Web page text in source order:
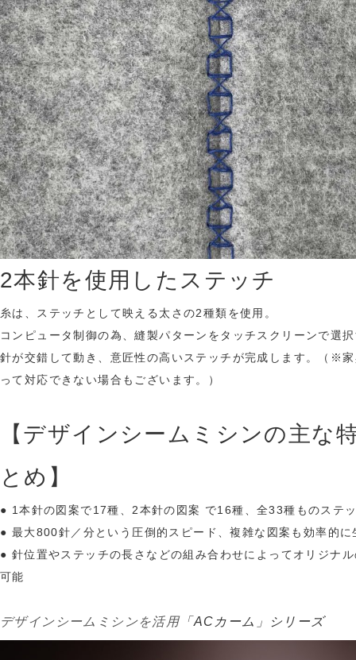
2本針を使用したステッチ
糸は、ステッチとして映える太さの2種類を使用。
コンピュータ制御の為、縫製パターンをタッチスクリーンで選
針が交錯して動き、意匠性の高いステッチが完成します。（※
って対応できない場合もございます。）
【デザインシームミシンの主な
とめ】
● 1本針の図案で17種、2本針の図案 で16種、全33種ものステ
● 最大800針／分という圧倒的スピード、複雑な図案も効率的に
● 針位置やステッチの長さなどの組み合わせによってオリジナ
可能
デザインシームミシンを活用 「ACカーム」シリーズ